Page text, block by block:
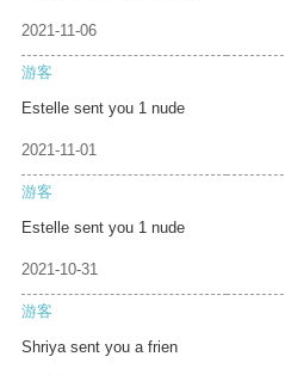
2021-11-06
游客
Estelle sent you 1 nude
2021-11-01
游客
Estelle sent you 1 nude
2021-10-31
游客
Shriya sent you a frien